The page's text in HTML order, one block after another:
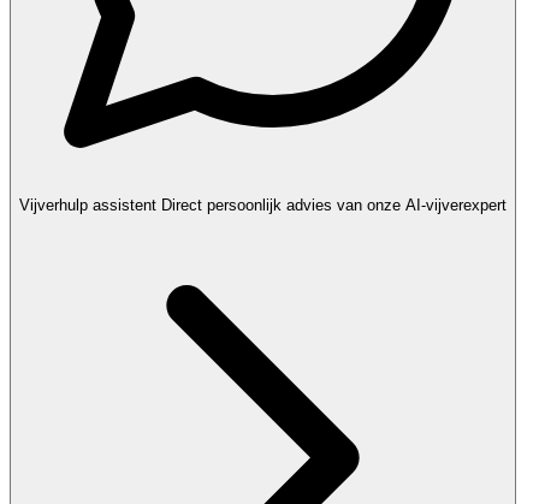
Vijverhulp assistent Direct persoonlijk advies van onze AI-vijverexpert